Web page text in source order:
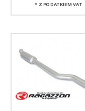
* Z PODATKIEM VAT